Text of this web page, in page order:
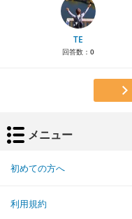
TE
回答数： 0
メニュー
初めての方へ
利用規約